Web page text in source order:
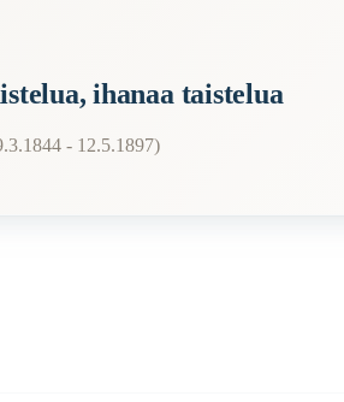
kuvaa elämää vertauskuvallisesti
ihanaa taistelua
- 12.5.1897)